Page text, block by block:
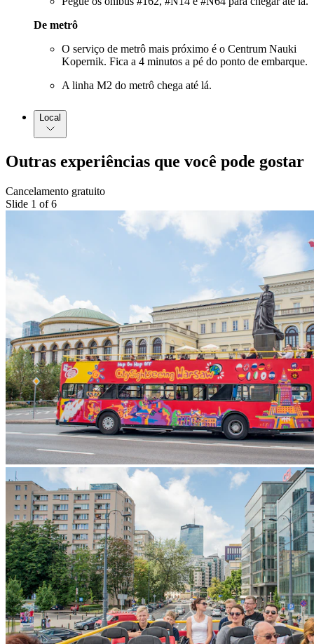
De metrô
O serviço de metrô mais próximo é o Centrum Nauki
Kopernik. Fica a 4 minutos a pé do ponto de embarque.
A linha M2 do metrô chega até lá.
Local
Outras experiências que você pode gostar
Cancelamento gratuito
Slide 1 of 6